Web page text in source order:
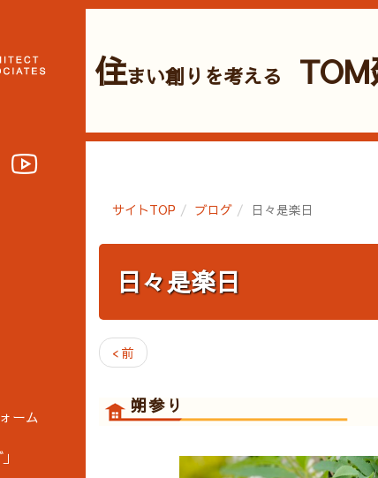
住まい創りを考える
サイトTOP ブログ 日々是楽日
日々是楽日
< 前
朔参り
ーム